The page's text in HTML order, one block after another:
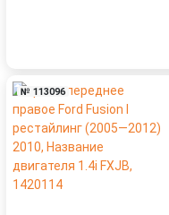
№ 113096